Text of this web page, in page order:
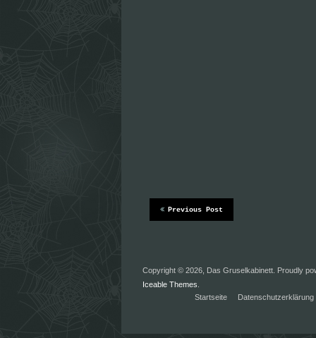
Previous Post
Copyright © 2026, Das Gruselkabinett. Proudly
Iceable Themes
Startseite
Datenschutzerklärung